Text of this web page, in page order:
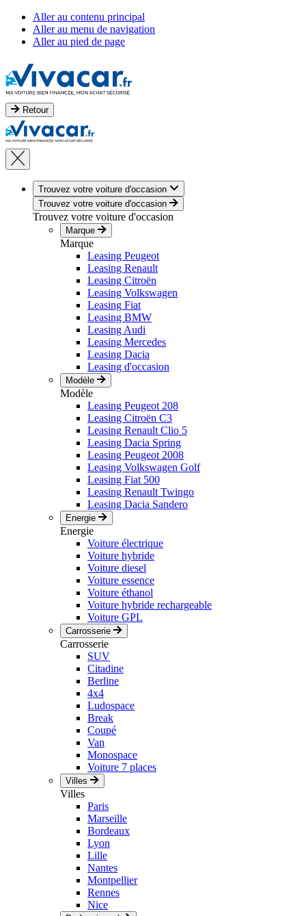
Aller au contenu principal
Aller au menu de navigation
Aller au pied de page
Retour
Trouvez votre voiture d'occasion
Trouvez votre voiture d'occasion
Trouvez votre voiture d'occasion
Marque
Marque
Leasing Peugeot
Leasing Renault
Leasing Citroën
Leasing Volkswagen
Leasing Fiat
Leasing BMW
Leasing Audi
Leasing Mercedes
Leasing Dacia
Leasing d'occasion
Modèle
Modèle
Leasing Peugeot 208
Leasing Citroën C3
Leasing Renault Clio 5
Leasing Dacia Spring
Leasing Peugeot 2008
Leasing Volkswagen Golf
Leasing Fiat 500
Leasing Renault Twingo
Leasing Dacia Sandero
Energie
Energie
Voiture électrique
Voiture hybride
Voiture diesel
Voiture essence
Voiture éthanol
Voiture hybride rechargeable
Voiture GPL
Carrosserie
Carrosserie
SUV
Citadine
Berline
4x4
Ludospace
Break
Coupé
Van
Monospace
Voiture 7 places
Villes
Villes
Paris
Marseille
Bordeaux
Lyon
Lille
Nantes
Montpellier
Rennes
Nice